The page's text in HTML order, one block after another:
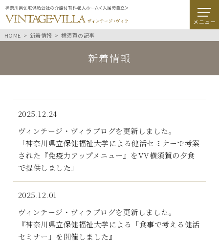
メニュー
HOME
新着情報 横須賀の記事
新着情報
2025.12.24
ヴィンテージ・ヴィラブログを更新しました。
「神奈川県立保健福祉大学による健活セミナーで考案
された『免疫力アップメニュー』をVV横須賀の夕食
で提供しました」
2025.12.01
ヴィンテージ・ヴィラブログを更新しました。
『神奈川県立保健福祉大学による「食事で考える健活
セミナー」を開催しました』